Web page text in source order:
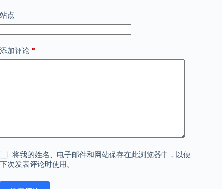
站点
添加评论 *
将我的姓名、电子邮件和网站保存在此浏览器中，以便
下次发表评论时使用。